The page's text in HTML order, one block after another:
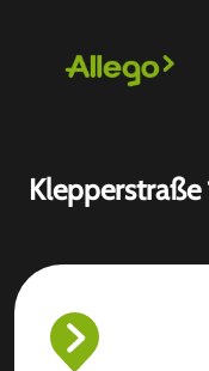
Klepperstraße